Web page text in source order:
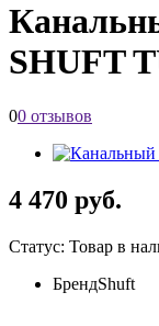
SHUFT
00 отзывов
4 470 руб.
Статус: Товар в
БрендShuft